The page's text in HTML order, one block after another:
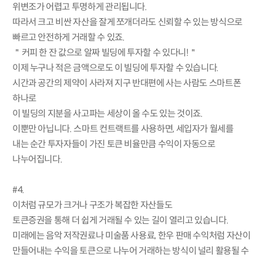
위변조가 어렵고 투명하게 관리됩니다.
따라서 크고 비싼 자산을 잘게 쪼개더라도 신뢰할 수 있는 방식으로
빠르고 안전하게 거래할 수 있죠.
＂커피 한 잔 값으로 알짜 빌딩에 투자할 수 있다니!＂
이제 누구나 적은 금액으로도 이 빌딩에 투자할 수 있습니다.
시간과 공간의 제약이 사라져 지구 반대편에 사는 사람도 스마트폰
하나로
이 빌딩의 지분을 사고파는 세상이 올 수도 있는 것이죠.
이뿐만 아닙니다. 스마트 컨트랙트를 사용하면, 세입자가 월세를
내는 순간 투자자들이 가진 토큰 비율만큼 수익이 자동으로
나누어집니다.
#4.
이처럼 규모가 크거나 구조가 복잡한 자산들도
토큰증권을 통해 더 쉽게 거래될 수 있는 길이 열리고 있습니다.
미래에는 음악 저작권료나 미술품 사용료, 한우 판매 수익처럼 자산이
만들어내는 수익을 토큰으로 나누어 거래하는 방식이 널리 활용될 수